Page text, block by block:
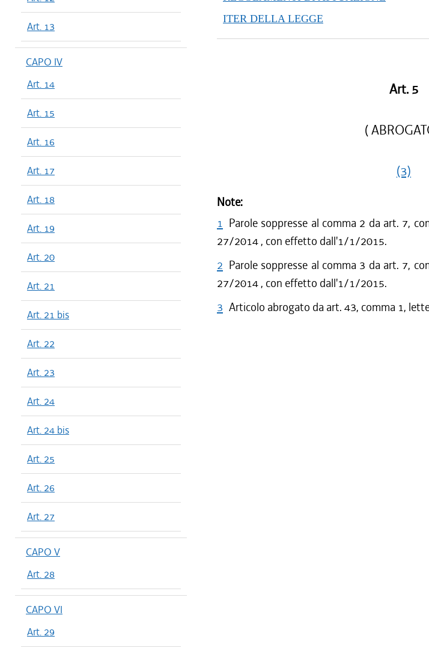
Art. 13
CAPO IV
Art. 14
Art. 15
Art. 16
Art. 17
Art. 18
Art. 19
Art. 20
Art. 21
Art. 21 bis
Art. 22
Art. 23
Art. 24
Art. 24 bis
Art. 25
Art. 26
Art. 27
CAPO V
Art. 28
CAPO VI
Art. 29
dal 28/07/2012 al 28/12/2012
dal 29/03/2012 al 27/07/2012
ITER DELLA LEGGE
Art. 5
(
(3)
Note:
1 Parole soppresse al comma 2 da art. 7,
27/2014 , con effetto dall'1/1/2015.
2 Parole soppresse al comma 3 da art. 7,
27/2014 , con effetto dall'1/1/2015.
3 Articolo abrogato da art. 43, comma 1,